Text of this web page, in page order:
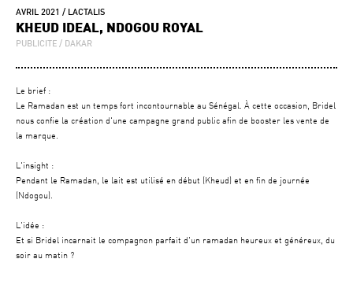
AVRIL 2021 LACTALIS
KHEUD IDEAL, NDOGOU ROYAL
PUBLICITE DAKAR
Le brief :
Le Ramadan est un temps fort incontournable au Sénégal. À cette occasion, Bridel
nous confie la création d'une campagne grand public afin de booster les vente de
la marque.
L'insight :
Pendant le Ramadan, le lait est utilisé en début (Kheud) et en fin de journée
(Ndogou).
L'idée :
Et si Bridel incarnait le compagnon parfait d'un ramadan heureux et généreux, du
soir au matin ?